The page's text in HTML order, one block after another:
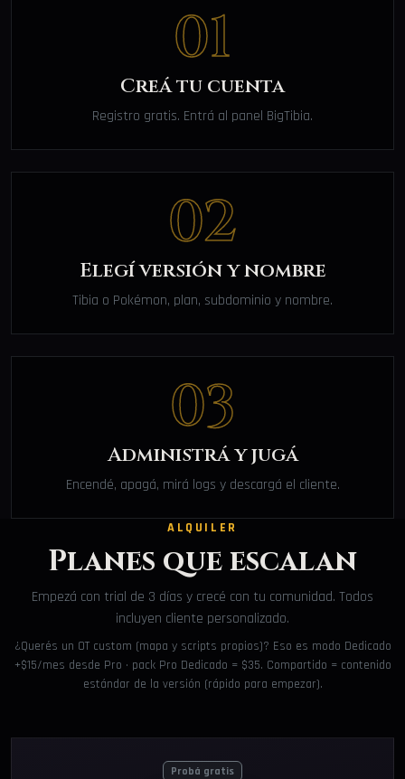
01
Creá tu cuenta
Registro gratis. Entrá al panel BigTibia.
02
Elegí versión y nombre
Tibia o Pokémon, plan, subdominio y nombre.
03
Administrá y jugá
Encendé, apagá, mirá logs y descargá el cliente.
ALQUILER
Planes que escalan
Empezá con trial de 3 días y crecé con tu comunidad. Todos
incluyen cliente personalizado.
¿Querés un OT custom (mapa y scripts propios)? Eso es modo Dedicado
+$15/mes desde Pro · pack Pro Dedicado = $35. Compartido = contenido
estándar de la versión (rápido para empezar).
Probá gratis